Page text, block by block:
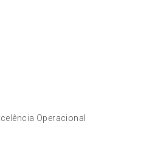
Operacional